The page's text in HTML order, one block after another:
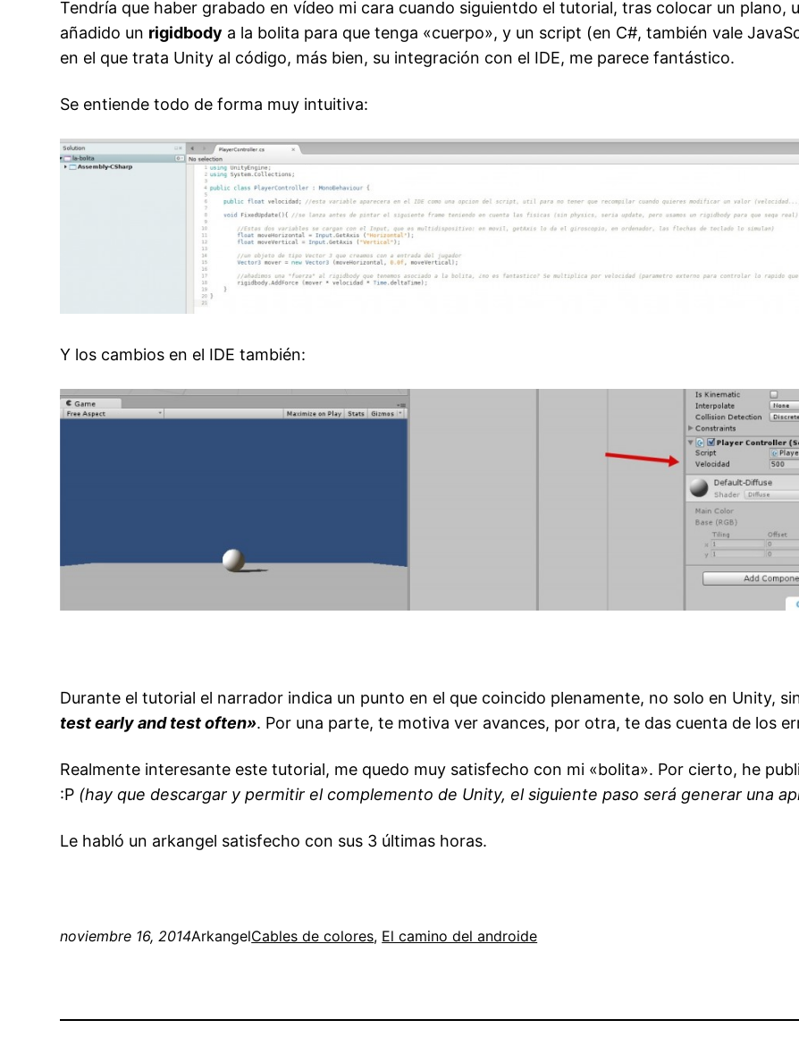
Tendría que haber grabado en vídeo mi cara cuando siguientdo el tutorial, tras colocar un plano,
añadido un rigidbody a la bolita para que tenga «cuerpo», y un script (en C#, también vale
en el que trata Unity al código, más bien, su integración con el IDE, me parece fantástico.
Se entiende todo de forma muy intuitiva:
Y los cambios en el IDE también:
Durante el tutorial el narrador indica un punto en el que coincido plenamente, no solo en Unity,
test early and test often». Por una parte, te motiva ver avances, por otra, te das cuenta de los
Realmente interesante este tutorial, me quedo muy satisfecho con mi «bolita». Por cierto, he
:P (hay que descargar y permitir el complemento de Unity, el siguiente paso será generar una
Le habló un arkangel satisfecho con sus 3 últimas horas.
noviembre 16, 2014ArkangelCables de colores, El camino del androide